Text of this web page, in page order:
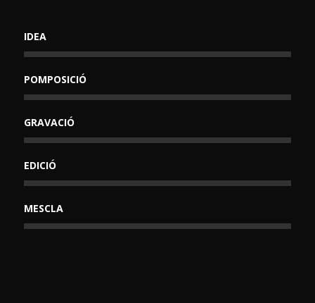
IDEA
POMPOSICIÓ
GRAVACIÓ
EDICIÓ
MESCLA